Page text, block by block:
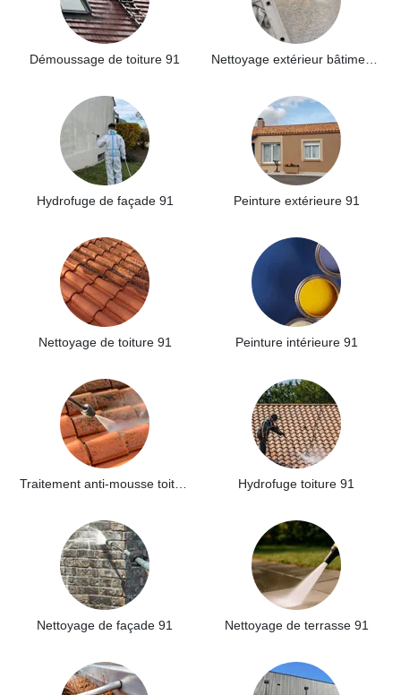
Démoussage de toiture 91
Hydrofuge de façade 91 Peinture extérieure 91
Nettoyage de toiture 91 Peinture intérieure 91
Hydrofuge toiture 91
Nettoyage de façade 91 Nettoyage de terrasse 91